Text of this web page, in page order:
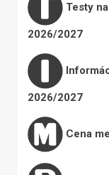
Testy
2026/2027
2026/2027
Cena